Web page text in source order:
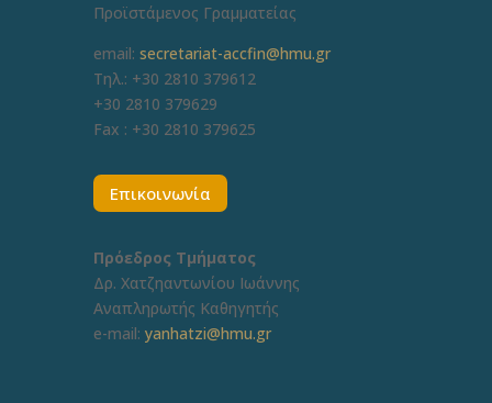
Προϊστάμενος Γραμματείας
email: secretariat-accfin@hmu.gr
Τηλ.: +30 2810 379612
+30 2810 379629
Fax : +30 2810 379625
Επικοινωνία
Πρόεδρος Τμήματος
Δρ. Χατζηαντωνίου Ιωάννης
Αναπληρωτής Καθηγητής
e-mail: yanhatzi@hmu.gr